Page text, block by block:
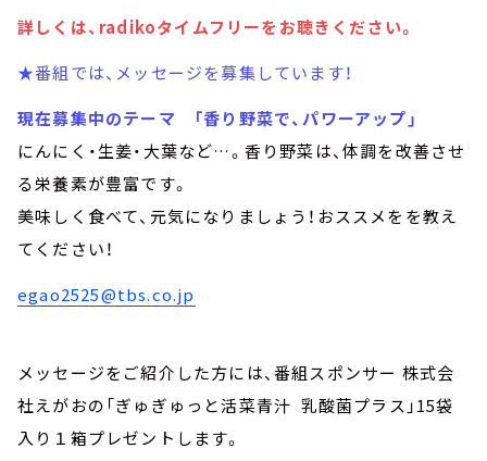
詳しくは、radikoタイムフリーをお聴きください。
★番組では、メッセージを募集しています！
現在募集中のテーマ 「香り野菜で、パワーアップ」
にんにく・生姜・大葉など…。香り野菜は、体調を改善させ
る栄養素が豊富です。
美味しく食べて、元気になりましょう！おススメをを教え
てください！
egao2525@tbs.co.jp
メッセージをご紹介した方には、番組スポンサー 株式会
社えがおの「ぎゅぎゅっと活菜青汁 乳酸菌プラス」15袋
入り１箱プレゼントします。